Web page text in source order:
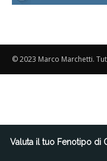
© 2023 Marco Marchetti.
Valuta il tuo Fenotipo di
Le tue